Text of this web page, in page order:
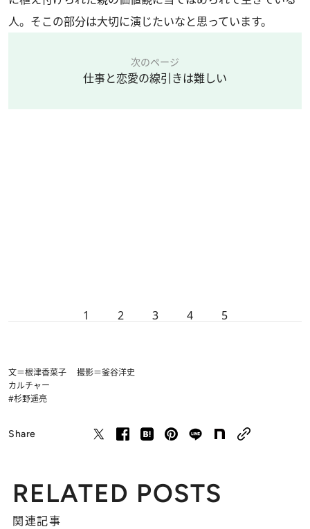
人。そこの部分は大切に演じたいなと思っています。
次のページ
仕事と恋愛の線引きは難しい
1 2 3 4 5
文＝根津香菜子 撮影＝釜谷洋史
カルチャー
#杉野遥亮
Share
RELATED POSTS
関連記事